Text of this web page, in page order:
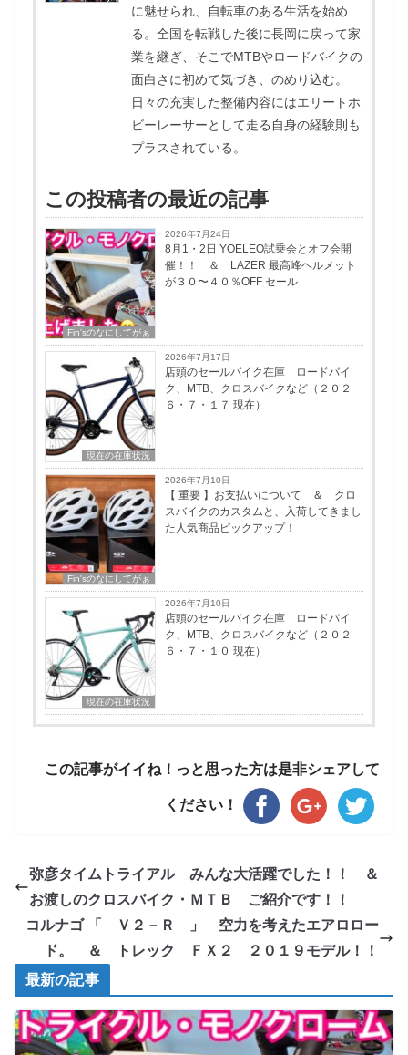
に魅せられ、自転車のある生活を始め
る。全国を転戦した後に長岡に戻って家
業を継ぎ、そこでMTBやロードバイクの
面白さに初めて気づき、のめり込む。
日々の充実した整備内容にはエリートホ
ビーレーサーとして走る自身の経験則も
プラスされている。
この投稿者の最近の記事
Fin'sのなにしてがぁ
2026年7月24日
8月1・2日 YOELEO試乗会とオフ会開
催！！ ＆ LAZER 最高峰ヘルメット
が３０〜４０％OFF セール
現在の在庫状況
2026年7月17日
店頭のセールバイク在庫 ロードバイ
ク、MTB、クロスバイクなど（２０２
６・７・１７ 現在）
Fin'sのなにしてがぁ
2026年7月10日
【 重要 】お支払いについて ＆ クロ
スバイクのカスタムと、入荷してきまし
た人気商品ピックアップ！
現在の在庫状況
2026年7月10日
店頭のセールバイク在庫 ロードバイ
ク、MTB、クロスバイクなど（２０２
６・７・１０ 現在）
この記事がイイね！っと思った方は是非シェアして
ください！
弥彦タイムトライアル みんな大活躍でした！！ ＆
お渡しのクロスバイク・ＭＴＢ ご紹介です！！
コルナゴ 「 Ｖ２－Ｒ 」 空力を考えたエアロロー
ド。 ＆ トレック ＦＸ２ ２０１９モデル！！
最新の記事